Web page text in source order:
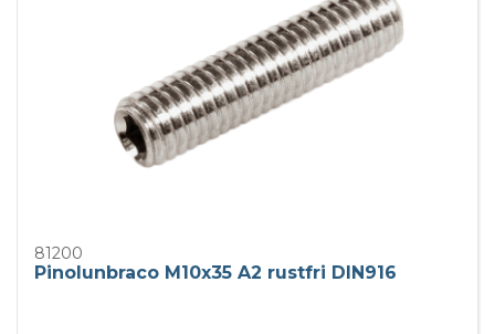
81200
Pinolunbraco M10x35 A2 rustfri DIN916